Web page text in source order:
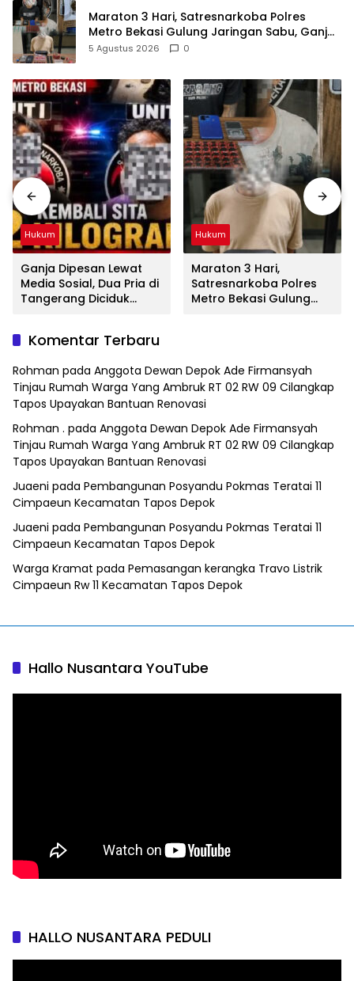
Maraton 3 Hari, Satresnarkoba Polres
Metro Bekasi Gulung Jaringan Sabu, Ganja,
dan Tramadol
5 Agustus 2026 0
Hukum
Ganja Dipesan Lewat
Media Sosial, Dua Pria di
Tangerang Diciduk
Hukum
Maraton 3 Hari,
Satresnarkoba Polres
Metro Bekasi Gulung
Komentar Terbaru
Rohman pada Anggota Dewan Depok Ade Firmansyah
Tinjau Rumah Warga Yang Ambruk RT 02 RW 09 Cilangkap
Tapos Upayakan Bantuan Renovasi
Rohman . pada Anggota Dewan Depok Ade Firmansyah
Tinjau Rumah Warga Yang Ambruk RT 02 RW 09 Cilangkap
Tapos Upayakan Bantuan Renovasi
Juaeni pada Pembangunan Posyandu Pokmas Teratai 11
Cimpaeun Kecamatan Tapos Depok
Juaeni pada Pembangunan Posyandu Pokmas Teratai 11
Cimpaeun Kecamatan Tapos Depok
Warga Kramat pada Pemasangan kerangka Travo Listrik
Cimpaeun Rw 11 Kecamatan Tapos Depok
Hallo Nusantara YouTube
HALLO NUSANTARA PEDULI